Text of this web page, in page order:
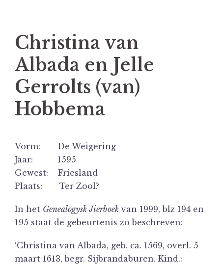
Christina van
Albada en Jelle
Gerrolts (van)
Hobbema
Vorm: De Weigering
Jaar: 1595
Gewest: Friesland
Plaats: Ter Zool?
In het Genealogysk Jierboek van 1999, blz 194 en
195 staat de gebeurtenis zo beschreven:
‘Christina van Albada, geb. ca. 1569, overl. 5
maart 1613, begr. Sijbrandaburen. Kind.: